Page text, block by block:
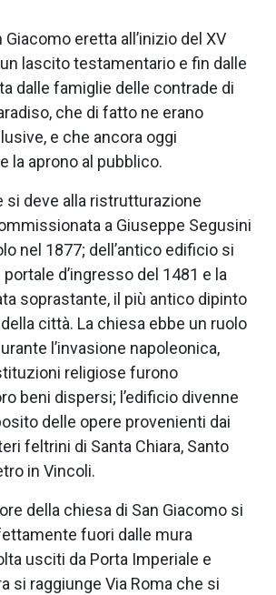
Giacomo eretta all’inizio del XV
lascito testamentario e fin dalle
dalle famiglie delle contrade di
che di fatto ne erano
e che ancora oggi
la aprono al pubblico.
si deve alla ristrutturazione
a Giuseppe Segusini
nel 1877; dell’antico edificio si
d’ingresso del 1481 e la
soprastante, il più antico dipinto
città. La chiesa ebbe un ruolo
l’invasione napoleonica,
religiose furono
beni dispersi; l’edificio divenne
delle opere provenienti dai
feltrini di Santa Chiara, Santo
in Vincoli.
della chiesa di San Giacomo si
fuori dalle mura
usciti da Porta Imperiale e
si raggiunge Via Roma che si